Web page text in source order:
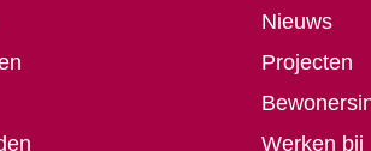
Nieuws
Projecten
Werken bij